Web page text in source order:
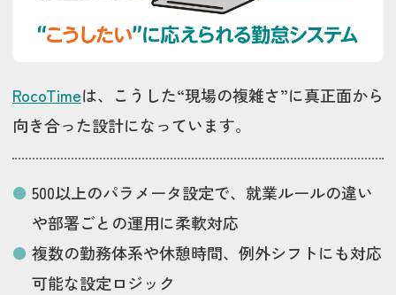
RocoTimeは、こうした“現場の複雑さ”に真正面から
向き合った設計になっています。
500以上のパラメータ設定で、就業ルールの違い
や部署ごとの運用に柔軟対応
複数の勤務体系や休憩時間、例外シフトにも対応
可能な設定ロジック